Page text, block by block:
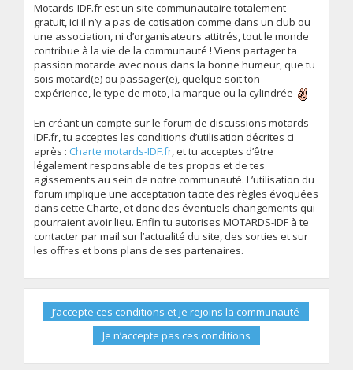
Motards-IDF.fr est un site communautaire totalement
gratuit, ici il n’y a pas de cotisation comme dans un club ou
une association, ni d’organisateurs attitrés, tout le monde
contribue à la vie de la communauté ! Viens partager ta
passion motarde avec nous dans la bonne humeur, que tu
sois motard(e) ou passager(e), quelque soit ton
expérience, le type de moto, la marque ou la cylindrée
En créant un compte sur le forum de discussions motards-
IDF.fr, tu acceptes les conditions d’utilisation décrites ci
après : Charte motards-IDF.fr, et tu acceptes d’être
légalement responsable de tes propos et de tes
agissements au sein de notre communauté. L’utilisation du
forum implique une acceptation tacite des règles évoquées
dans cette Charte, et donc des éventuels changements qui
pourraient avoir lieu. Enfin tu autorises MOTARDS-IDF à te
contacter par mail sur l’actualité du site, des sorties et sur
les offres et bons plans de ses partenaires.